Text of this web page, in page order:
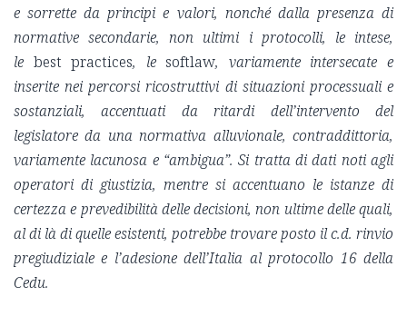
e sorrette da principi e valori, nonché dalla presenza di
normative secondarie, non ultimi i protocolli, le intese,
le best practices, le softlaw, variamente intersecate e
inserite nei percorsi ricostruttivi di situazioni processuali e
sostanziali, accentuati da ritardi dell’intervento del
legislatore da una normativa alluvionale, contraddittoria,
variamente lacunosa e “ambigua”. Si tratta di dati noti agli
operatori di giustizia, mentre si accentuano le istanze di
certezza e prevedibilità delle decisioni, non ultime delle quali,
al di là di quelle esistenti, potrebbe trovare posto il c.d. rinvio
pregiudiziale e l’adesione dell’Italia al protocollo 16 della
Cedu.